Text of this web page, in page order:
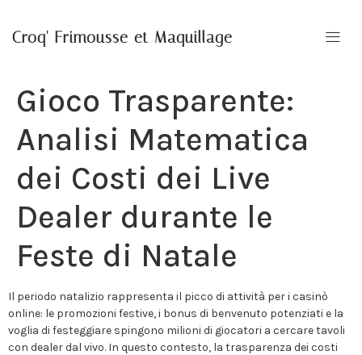
Croq' Frimousse et Maquillage
Gioco Trasparente:
Analisi Matematica
dei Costi dei Live
Dealer durante le
Feste di Natale
Il periodo natalizio rappresenta il picco di attività per i casinò
online: le promozioni festive, i bonus di benvenuto potenziati e la
voglia di festeggiare spingono milioni di giocatori a cercare tavoli
con dealer dal vivo. In questo contesto, la trasparenza dei costi